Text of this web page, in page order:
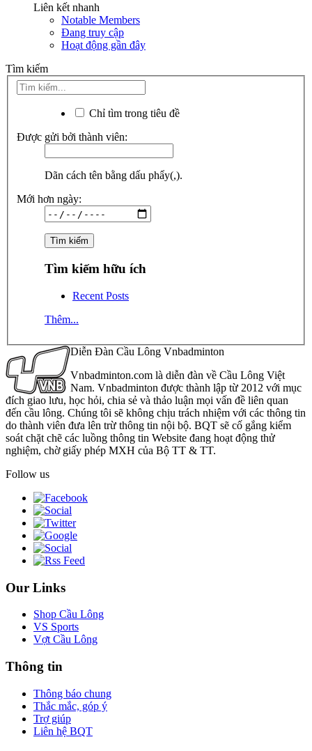
Liên kết nhanh
Notable Members
Đang truy cập
Hoạt động gần đây
Tìm kiếm
Chỉ tìm trong tiêu đề
Được gửi bởi thành viên:
Dãn cách tên bằng dấu phẩy(,).
Mới hơn ngày:
Tìm kiếm hữu ích
Recent Posts
Thêm...
Diễn Đàn Cầu Lông Vnbadminton
Vnbadminton.com là diễn đàn về Cầu Lông Việt
Nam. Vnbadminton được thành lập từ 2012 với mục
đích giao lưu, học hỏi, chia sẻ và thảo luận mọi vấn đề liên quan
đến cầu lông. Chúng tôi sẽ không chịu trách nhiệm với các thông tin
do thành viên đưa lên trừ thông tin nội bộ. BQT sẽ cố gắng kiểm
soát chặt chẽ các luồng thông tin Website đang hoạt động thử
nghiệm, chờ giấy phép MXH của Bộ TT & TT.
Follow us
Our Links
Shop Cầu Lông
VS Sports
Vợt Cầu Lông
Thông tin
Thông báo chung
Thắc mắc, góp ý
Trợ giúp
Liên hệ BQT